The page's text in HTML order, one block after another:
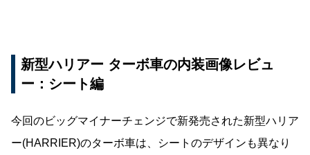
新型ハリアー ターボ車の内装画像レビュ
ー：シート編
今回のビッグマイナーチェンジで新発売された新型ハリア
ー(HARRIER)のターボ車は、シートのデザインも異なり